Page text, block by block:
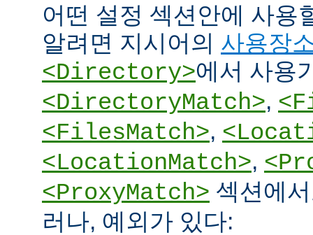
어떤 설정 섹션안에 사용
알려면 지시어의 사용장
<Directory>에서 사용
<DirectoryMatch>,
<FilesMatch>,
<LocationMatch>,
<ProxyMatch> 섹션에
러나, 예외가 있다: